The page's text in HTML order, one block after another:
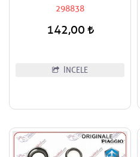
298838
142,00
İNCELE